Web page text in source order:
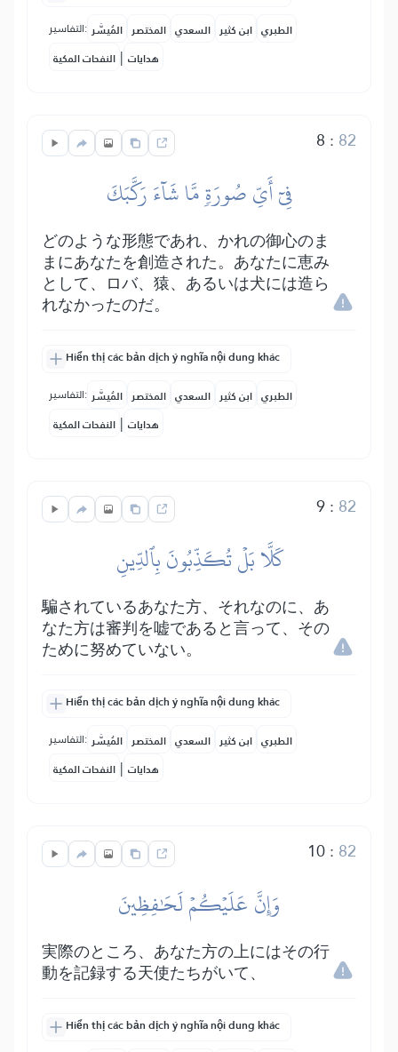
التفاسير: المُيسَّر المختصر السعدي ابن كثير الطبري
النفحات المكية | هدايات
8 : 82
فِيٓ أَيِّ صُورَةٖ مَّا شَآءَ رَكَّبَكَ
どのような形態であれ、かれの御心のま
まにあなたを創造された。あなたに恵み
として、ロバ、猿、あるいは犬には造ら
れなかったのだ。
Hiển thị các bản dịch ý nghĩa nội dung khác
التفاسير: المُيسَّر المختصر السعدي ابن كثير الطبري
النفحات المكية | هدايات
9: 82
كَلَّا بَلۡ تُكَذِّبُونَ بِٱلدِّينِ
騙されているあなた方、それなのに、あ
なた方は審判を嘘であると言って、その
ために努めていない。
Hiển thị các bản dịch ý nghĩa nội dung khác
التفاسير: المُيسَّر المختصر السعدي ابن كثير الطبري
النفحات المكية | هدايات
10: 82
وَإِنَّ عَلَيۡكُمۡ لَحَٰفِظِينَ
実際のところ、あなた方の上にはその行
動を記録する天使たちがいて、
Hiển thị các bản dịch ý nghĩa nội dung khác